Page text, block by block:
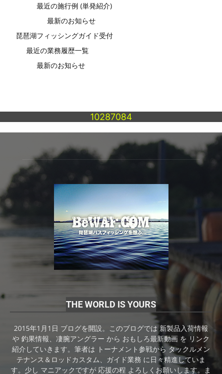
最近の施行例 (単発紹介)
最新のお知らせ
琵琶湖フィッシングガイド受付
最近の業務履歴一覧
最新のお知らせ
10287084
THE WORLD IS YOURS
2015年1月1日 ブログを開設。このブログでは 新製品入荷情報
や 釣果情報、凄腕アングラー から おもしろ最新動画 を リンク
紹介していきます。筆者は トーナメント参戦から タックルメン
テナンス＆ロッドカスタム、ガイド業務 に日々精進していま
す。少し マニアックですが 応援の程 よろしくお願いします。ま